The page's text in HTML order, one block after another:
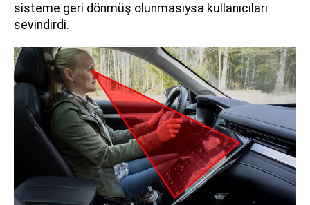
sisteme geri dönmüş olunmasıysa kullanıcıları
sevindirdi.